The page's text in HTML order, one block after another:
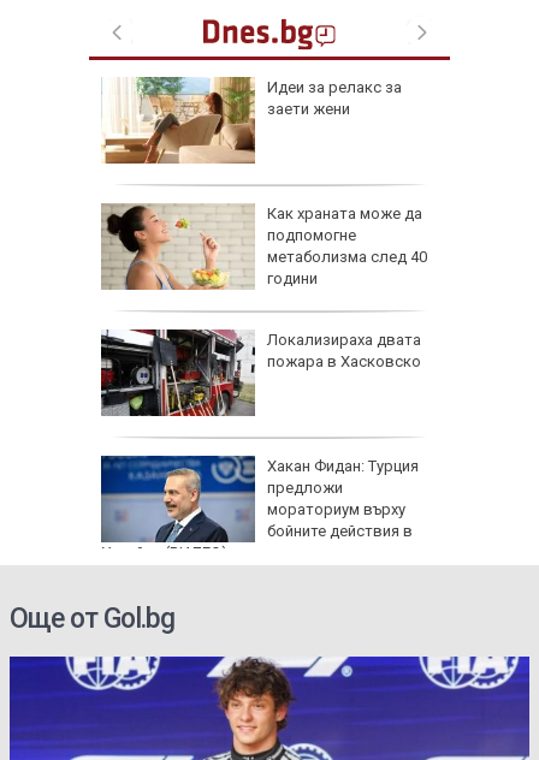
Идеи за релакс за
заети жени
Как храната може да
подпомогне
метаболизма след 40
години
Локализираха двата
пожара в Хасковско
Хакан Фидан: Турция
предложи
мораториум върху
бойните действия в
Украйна (ВИДЕО)
Още от Gol.bg